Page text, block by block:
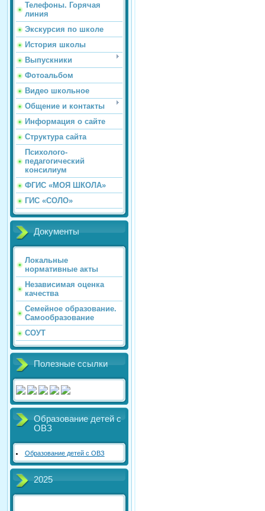
Телефоны. Горячая
линия
Экскурсия по школе
История школы
Выпускники
Фотоальбом
Видео школьное
Общение и контакты
Информация о сайте
Структура сайта
Психолого-
педагогический
консилиум
ФГИС «МОЯ ШКОЛА»
ГИС «СОЛО»
Документы
Локальные
нормативные акты
Независимая оценка
качества
Семейное образование.
Самообразование
СОУТ
Полезные ссылки
Образование детей с
ОВЗ
Образование детей с ОВЗ
2025